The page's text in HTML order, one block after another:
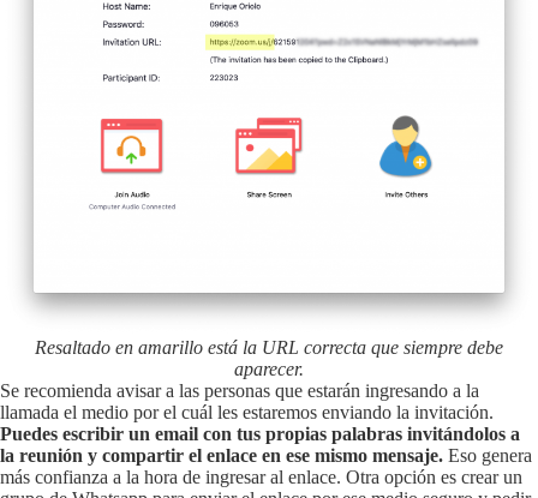
Resaltado en amarillo está la URL correcta que siempre debe
aparecer.
Se recomienda avisar a las personas que estarán ingresando a la
llamada el medio por el cuál les estaremos enviando la invitación.
Puedes escribir un email con tus propias palabras invitándolos a
la reunión y compartir el enlace en ese mismo mensaje. Eso genera
más confianza a la hora de ingresar al enlace. Otra opción es crear un